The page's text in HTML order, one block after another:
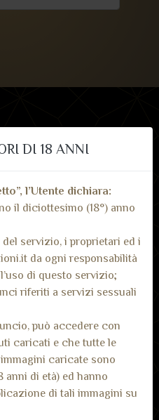
DI 18 ANNI
l’Utente dichiara:
il diciottesimo (18°) anno
servizio, i proprietari ed i
da ogni responsabilità
di questo servizio;
riferiti a servizi sessuali
può accedere con
caricati e che tutte le
caricate sono
anni di età) ed hanno
di tali immagini su